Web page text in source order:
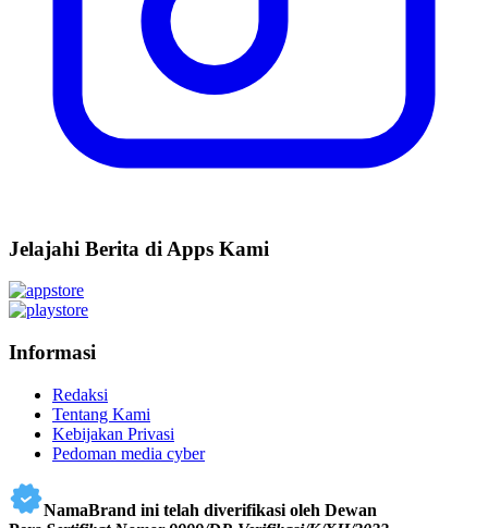
Jelajahi Berita di Apps Kami
Informasi
Redaksi
Tentang Kami
Kebijakan Privasi
Pedoman media cyber
NamaBrand ini telah diverifikasi oleh Dewan